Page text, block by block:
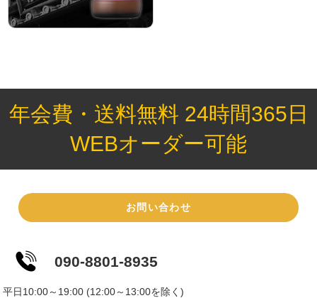
年会費・送料無料 24時間365日
WEBオーダー可能
お問い合わせ
090-8801-8935
平日10:00～19:00 (12:00～13:00を除く)